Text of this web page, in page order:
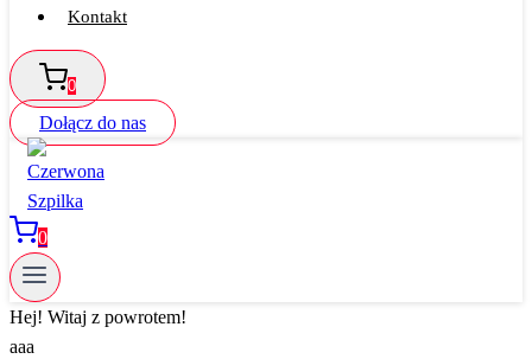
Kontakt
0
Dołącz do nas
0
Hej! Witaj z powrotem!
aaa